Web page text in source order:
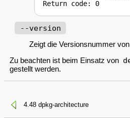
--version
Zeigt die Versionsnummer von
Zu beachten ist beim Einsatz von
gestellt werden.
4.48 dpkg-architecture